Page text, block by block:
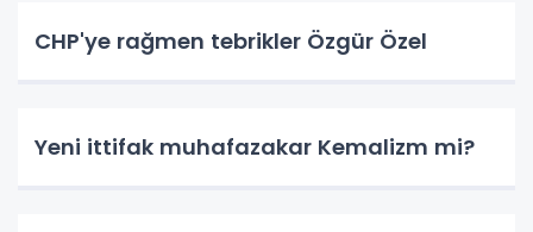
CHP'ye rağmen tebrikler Özgür Özel
Yeni ittifak muhafazakar Kemalizm mi?